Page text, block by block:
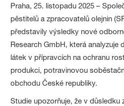
Praha, 25. listopadu 2025 –
pěstitelů a zpracovatelů olejnin
představily výsledky nové
Research GmbH, která analyzuje
látek v přípravcích na ochranu
produkci, potravinovou
obchodu České republiky.
Studie upozorňuje, že v důsledku